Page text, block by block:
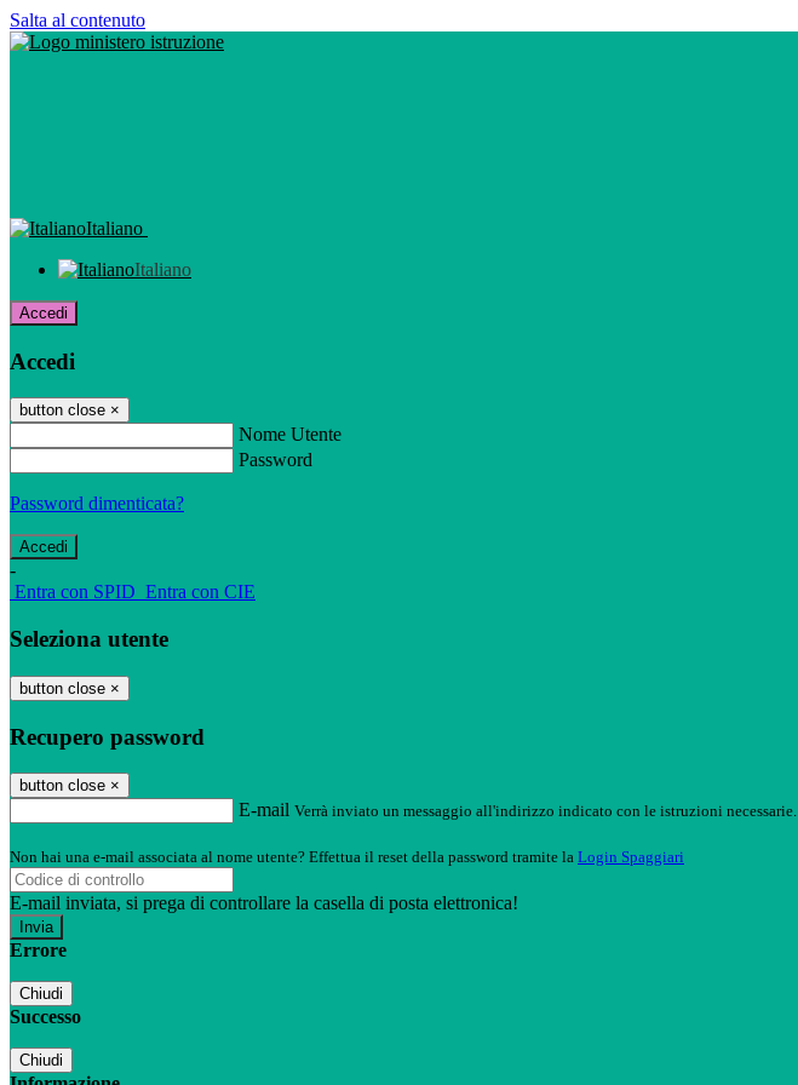
Salta al contenuto
Italiano
Italiano
Accedi
Accedi
button close ×
Nome Utente
Password
Password dimenticata?
-
Entra con SPID Entra con CIE
Seleziona utente
button close ×
Recupero password
button close ×
E-mail Verrà inviato un messaggio all'indirizzo indicato con le istruzioni necessarie.
Non hai una e-mail associata al nome utente? Effettua il reset della password tramite la Login Spaggiari
E-mail inviata, si prega di controllare la casella di posta elettronica!
Errore
Chiudi
Successo
Chiudi